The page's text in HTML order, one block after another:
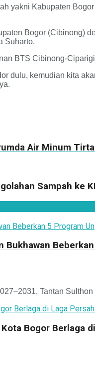
yakni Kabupaten
Bogor (Cibinong)
Suharto.
BTS Cibinong-
dulu, kemudian kita
Air Minum
Sampah ke
Tantan
Bogor Berlaga